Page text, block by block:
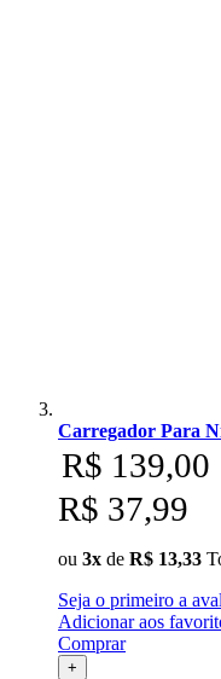
Carregador Para
R$ 139,00
R$ 37,99
ou 3x de R$ 13,33
Seja o primeiro a
Adicionar aos
Comprar
+